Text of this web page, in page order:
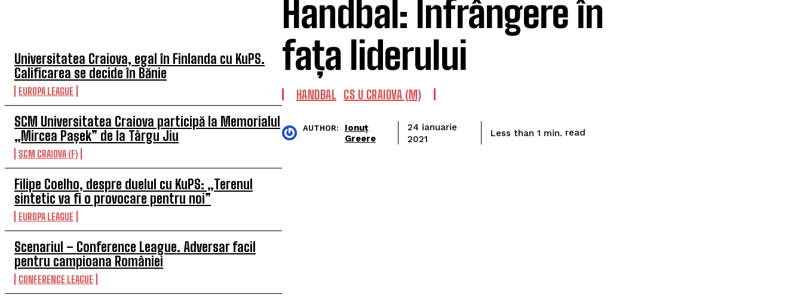
Universitatea Craiova, egal în Finlanda cu KuPS.
Calificarea se decide în Bănie
EUROPA LEAGUE
SCM Universitatea Craiova participă la Memorialul
„Mircea Pașek” de la Târgu Jiu
SCM CRAIOVA (F)
Filipe Coelho, despre duelul cu KuPS: „Terenul
sintetic va fi o provocare pentru noi”
EUROPA LEAGUE
Scenariul – Conference League. Adversar facil
pentru campioana României
CONFERENCE LEAGUE
Handbal: Înfrângere în
fața liderului
HANDBAL CS U CRAIOVA (M)
AUTHOR:
Ionuț
Greere
24 ianuarie
2021
Less than 1 min. read